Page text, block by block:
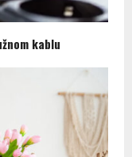
kablu